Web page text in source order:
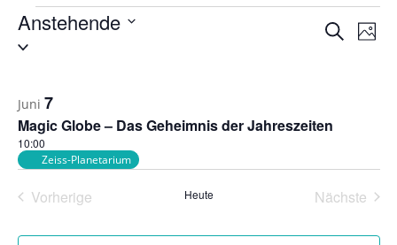
Veranstaltungen SucheFoto
Anstehende
Datum
of
Veranstaltungen
in
Photo
View
Juni 7
Magic Globe – Das Geheimnis der Jahreszeiten
10:00
Zeiss-Planetarium
Vorherige
Heute
Nächste